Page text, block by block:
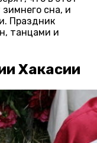
сна, и
Праздник
танцами и
Хакасии